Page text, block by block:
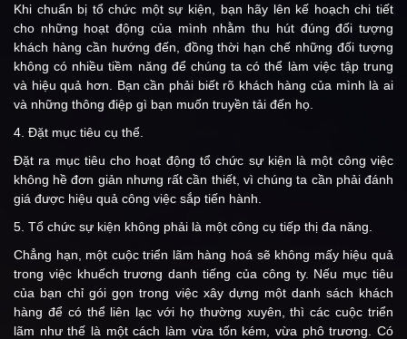
Khi chuẩn bị tổ chức một sự kiện, bạn hãy lên kế hoạch chi tiết
cho những hoạt động của mình nhằm thu hút đúng đối tượng
khách hàng cần hướng đến, đồng thời hạn chế những đối tượng
không có nhiều tiềm năng để chúng ta có thể làm việc tập trung
và hiệu quả hơn. Bạn cần phải biết rõ khách hàng của mình là ai
và những thông điệp gì bạn muốn truyền tải đến họ.
4. Đặt mục tiêu cụ thể.
Đặt ra mục tiêu cho hoạt động tổ chức sự kiện là một công việc
không hề đơn giản nhưng rất cần thiết, vì chúng ta cần phải đánh
giá được hiệu quả công việc sắp tiến hành.
5. Tổ chức sự kiện không phải là một công cụ tiếp thị đa năng.
Chẳng hạn, một cuộc triển lãm hàng hoá sẽ không mấy hiệu quả
trong việc khuếch trương danh tiếng của công ty. Nếu mục tiêu
của bạn chỉ gói gọn trong việc xây dựng một danh sách khách
hàng để có thể liên lạc với họ thường xuyên, thì các cuộc triển
lãm như thế là một cách làm vừa tốn kém, vừa phô trương. Có